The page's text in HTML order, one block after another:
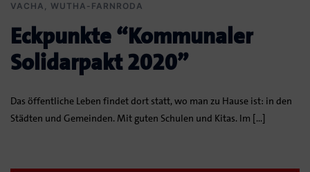
VACHA , WUTHA-FARNRODA
Eckpunkte “Kommunaler
Solidarpakt 2020”
Das öffentliche Leben findet dort statt, wo man zu Hause ist: in den
Städten und Gemeinden. Mit guten Schulen und Kitas. Im […]